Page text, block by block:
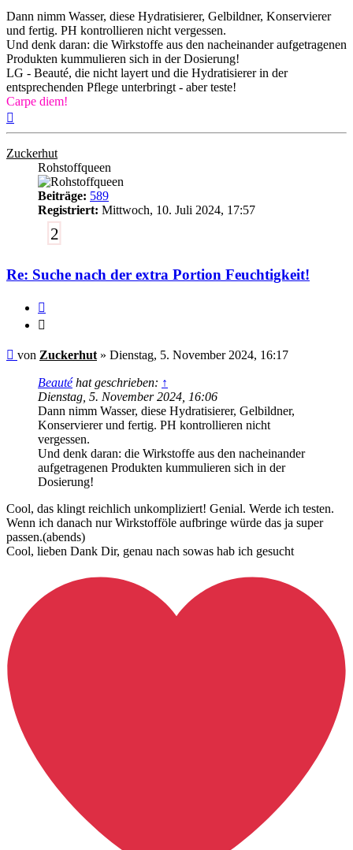
Dann nimm Wasser, diese Hydratisierer, Gelbildner, Konservierer
und fertig. PH kontrollieren nicht vergessen.
Und denk daran: die Wirkstoffe aus den nacheinander aufgetragenen
Produkten kummulieren sich in der Dosierung!
LG - Beauté, die nicht layert und die Hydratisierer in der
entsprechenden Pflege unterbringt - aber teste!
Carpe diem!
oben
Zuckerhut
Rohstoffqueen
Beiträge: 589
Registriert: Mittwoch, 10. Juli 2024, 17:57
2
Re: Suche nach der extra Portion Feuchtigkeit!
Ungelesener
von Zuckerhut » Dienstag, 5. November 2024, 16:17
Beautéhat geschrieben: ↑
Dienstag, 5. November 2024, 16:06
Dann nimm Wasser, diese Hydratisierer, Gelbildner,
Konservierer und fertig. PH kontrollieren nicht
vergessen.
Und denk daran: die Wirkstoffe aus den nacheinander
aufgetragenen Produkten kummulieren sich in der
Dosierung!
Cool, das klingt reichlich unkompliziert! Genial. Werde ich testen.
Wenn ich danach nur Wirkstofföle aufbringe würde das ja super
passen.(abends)
Cool, lieben Dank Dir, genau nach sowas hab ich gesucht